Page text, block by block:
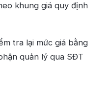
khung giá quy định
tra lại mức giá bằng
quản lý qua SĐT